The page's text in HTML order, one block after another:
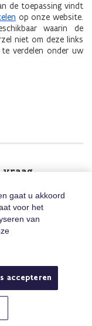
de toepassing vindt
op onze website.
waarin de
niet om deze links
verdelen onder uw
Zoeken
met ons op
tussen 8u en 18u
gaat u akkoord
voor het
van
accepteren